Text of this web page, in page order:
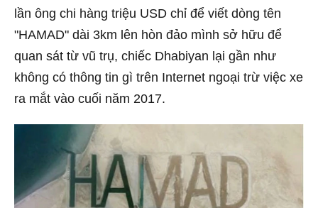
lần ông chi hàng triệu USD chỉ để viết dòng tên
"HAMAD" dài 3km lên hòn đảo mình sở hữu để
quan sát từ vũ trụ, chiếc Dhabiyan lại gần như
không có thông tin gì trên Internet ngoại trừ việc xe
ra mắt vào cuối năm 2017.